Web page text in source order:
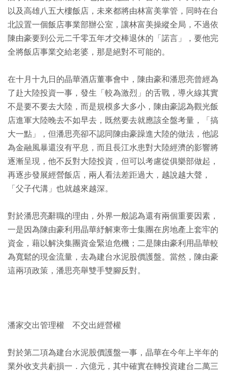
以及高雄八五大樓飯店，未來都將由林富美掌管，同時在台
北設置一個飯店事業部辦公室，讓林富美操縱全局，不過依
陳由豪要到公元二千零五年才交棒退休的「諾言」，要他完
全將飯店事業交給老婆，那是絕對不可能的。
在十月十九日的晶華酒店董事會中，陳由豪和潘思亮曾經為
了赴大陸投資一事，發生「較為激烈」的舌戰，導火線其實
不是要不要去大陸，而是規模多大多小，陳由豪認為觀光飯
店進軍大陸晚去不如早去，既然要去就應該全盤考量，「搞
大一點」，但潘思亮卻不認同陳由豪躁進大陸的做法，他認
為金融風暴還沒有平息，而且長江水患對大陸經濟的影響將
逐漸呈現，他不反對大陸投資，但可以考慮從俱樂部做起，
再逐步發展經營飯店，兩人看法差距過大，越說越大聲，
「父子代溝」也就越來越深。
對於潘思亮辭職的理由，外界一般認為還有兩個重要因素，
一是因為陳由豪利用晶華紓解東帝士集團在房地產上套牢的
資金，藉以解決集團資金緊迫危機；二是陳由豪利用晶華較
為寬鬆的現金流量，去為建台水泥股價護盤。當然，陳由豪
這兩項政策，潘思亮舉雙手雙腳反對。
潘家交出管理權 不交出經營權
對於第二項為建台水泥股價護盤一事，晶華在今年上半年的
業外收支共虧損一．六億元，其中確實在轉投資建台二萬三